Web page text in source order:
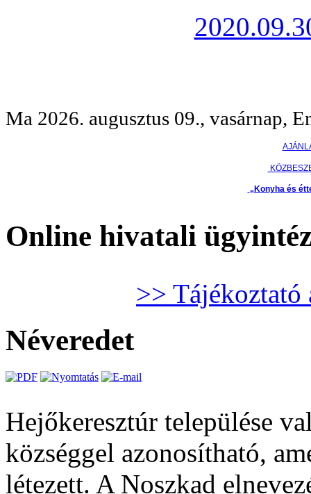
Ma 2026. augusztus 09., vasárnap,
„Konyha és
Online hivatali
>> Tájékoztató
Néveredet
Hejőkeresztúr települése
községgel azonosítható,
létezett. A Noszkad